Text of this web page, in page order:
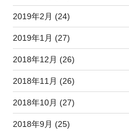
2019年2月 (24)
2019年1月 (27)
2018年12月 (26)
2018年11月 (26)
2018年10月 (27)
2018年9月 (25)